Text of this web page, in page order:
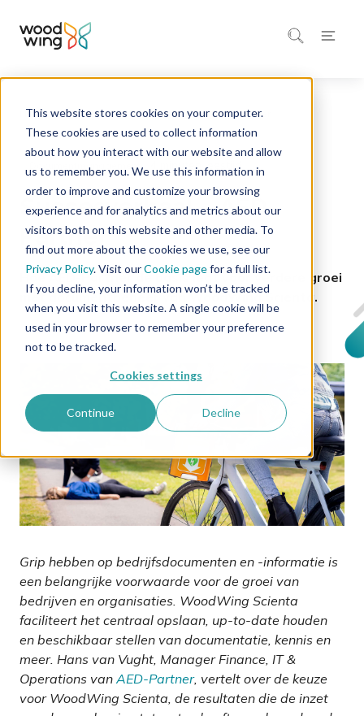
This website stores cookies on your computer.
These cookies are used to collect information
about how you interact with our website and allow
us to remember you. We use this information in
order to improve and customize your browsing
experience and for analytics and metrics about our
visitors both on this website and other media. To
find out more about the cookies we use, see our
Privacy Policy. Visit ourCookie pagefor a full list.
If you decline, your information won’t be tracked
when you visit this website. A single cookie will be
used in your browser to remember your preference
not to be tracked.
Cookies settings
Continue Decline
Home Inspiratie Succesverhalen
Documentmanagement 4 minuten leestijd
Succesverhaal – AED-
Partner
HoeAED-Partner de basis legt voor verdere groei
met documentbeheer van WoodWing Scienta.
Grip hebben op bedrijfsdocumenten en -informatie is
een belangrijke voorwaarde voor de groei van
bedrijven en organisaties. WoodWing Scienta
faciliteert het centraal opslaan, up-to-date houden
en beschikbaar stellen van documentatie, kennis en
meer. Hans van Vught, Manager Finance, IT &
Operations vanAED-Partner, vertelt over de keuze
voor WoodWing Scienta, de resultaten die de inzet